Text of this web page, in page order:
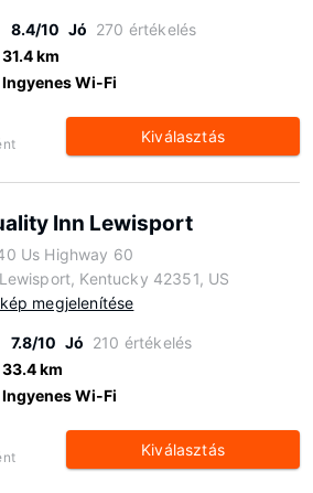
8.4/10 Jó 270 értékelés
31.4 km
Ingyenes Wi-Fi
Kiválasztás
Inn Lewisport
Us Highway 60
Kentucky 42351, US
megjelenítése
7.8/10 Jó 210 értékelés
33.4 km
Ingyenes Wi-Fi
Kiválasztás